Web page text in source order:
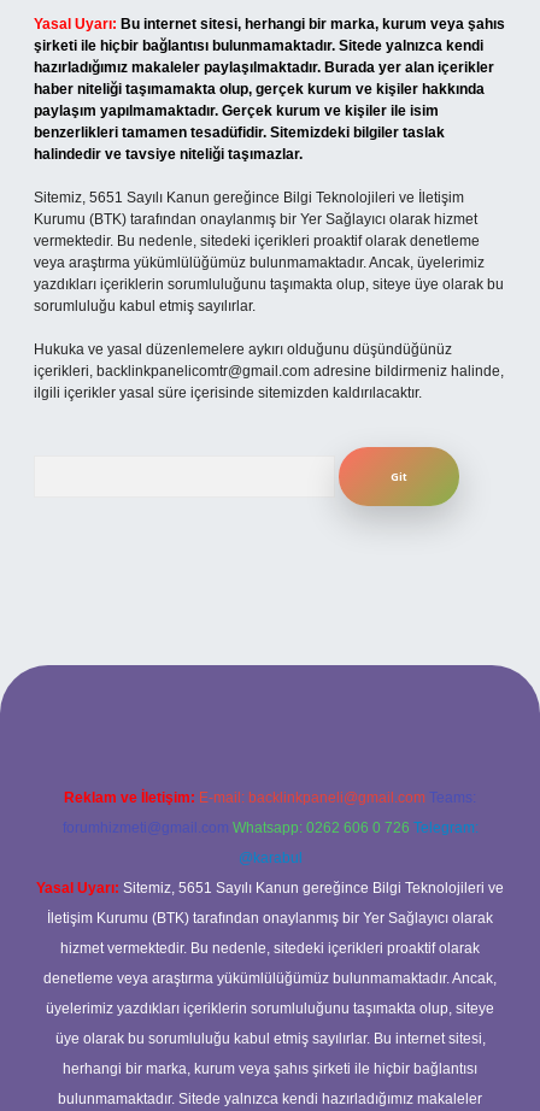
Yasal Uyarı: Bu internet sitesi, herhangi bir marka, kurum veya şahıs
şirketi ile hiçbir bağlantısı bulunmamaktadır. Sitede yalnızca kendi
hazırladığımız makaleler paylaşılmaktadır. Burada yer alan içerikler
haber niteliği taşımamakta olup, gerçek kurum ve kişiler hakkında
paylaşım yapılmamaktadır. Gerçek kurum ve kişiler ile isim
benzerlikleri tamamen tesadüfidir. Sitemizdeki bilgiler taslak
halindedir ve tavsiye niteliği taşımazlar.
Sitemiz, 5651 Sayılı Kanun gereğince Bilgi Teknolojileri ve İletişim
Kurumu (BTK) tarafından onaylanmış bir Yer Sağlayıcı olarak hizmet
vermektedir. Bu nedenle, sitedeki içerikleri proaktif olarak denetleme
veya araştırma yükümlülüğümüz bulunmamaktadır. Ancak, üyelerimiz
yazdıkları içeriklerin sorumluluğunu taşımakta olup, siteye üye olarak bu
sorumluluğu kabul etmiş sayılırlar.
Hukuka ve yasal düzenlemelere aykırı olduğunu düşündüğünüz
içerikleri, backlinkpanelicomtr@gmail.com adresine bildirmeniz halinde,
ilgili içerikler yasal süre içerisinde sitemizden kaldırılacaktır.
yeni giriş adresi
Reklam ve İletişim: E-mail: backlinkpaneli@gmail.com Teams:
forumhizmeti@gmail.com Whatsapp: 0262 606 0 726 Telegram:
@karabul
Yasal Uyarı: Sitemiz, 5651 Sayılı Kanun gereğince Bilgi Teknolojileri ve
İletişim Kurumu (BTK) tarafından onaylanmış bir Yer Sağlayıcı olarak
hizmet vermektedir. Bu nedenle, sitedeki içerikleri proaktif olarak
denetleme veya araştırma yükümlülüğümüz bulunmamaktadır. Ancak,
üyelerimiz yazdıkları içeriklerin sorumluluğunu taşımakta olup, siteye
üye olarak bu sorumluluğu kabul etmiş sayılırlar. Bu internet sitesi,
herhangi bir marka, kurum veya şahıs şirketi ile hiçbir bağlantısı
bulunmamaktadır. Sitede yalnızca kendi hazırladığımız makaleler